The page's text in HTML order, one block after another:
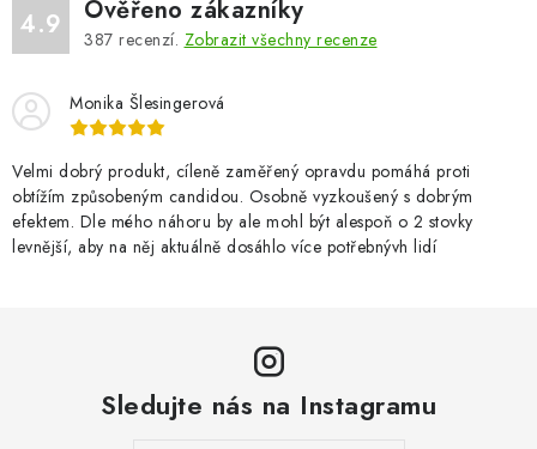
4.9 Ověřeno zákazníky
387 recenzí. Zobrazit všechny recenze
Monika Šlesingerová
Velmi dobrý produkt, cíleně zaměřený opravdu pomáhá proti
obtížím způsobeným candidou. Osobně vyzkoušený s dobrým
efektem. Dle mého náhoru by ale mohl být alespoň o 2 stovky
levnější, aby na něj aktuálně dosáhlo více potřebnývh lidí
Sledujte nás na Instagramu